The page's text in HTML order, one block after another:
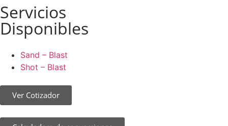
Servicios
Disponibles
Sand – Blast
Shot – Blast
Ver Cotizador